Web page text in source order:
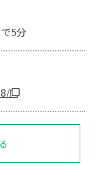
5分